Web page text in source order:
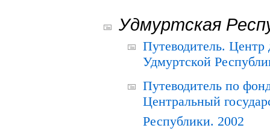
Удмуртская
Путеводитель.
Удмуртской
Путеводитель по
Центральный
Республики. 2002